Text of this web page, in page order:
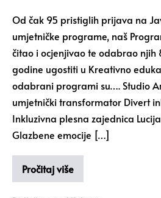
Od čak 95 pristiglih prijava na
umjetničke programe, naš
čitao i ocjenjivao te odabrao njih
godine ugostiti u Kreativno
odabrani programi su…. Studio
umjetnički transformator Divert
Inkluzivna plesna zajednica
Glazbene emocije […]
Pročitaj više